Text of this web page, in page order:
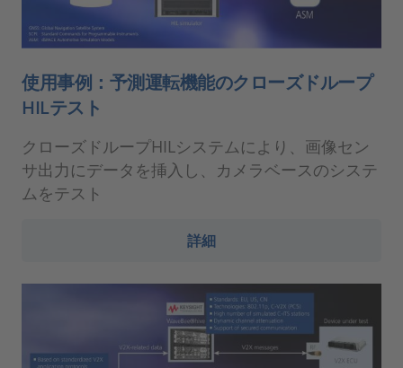
使用事例：予測運転機能のクローズドループ
HILテスト
クローズドループHILシステムにより、画像セン
サ出力にデータを挿入し、カメラベースのシステ
ムをテスト
詳細